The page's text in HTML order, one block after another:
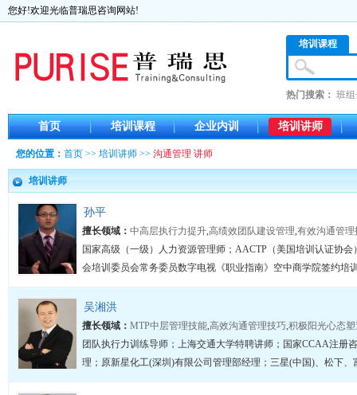
您好!欢迎光临普瑞思咨询网站!
培训课程
热门搜索： 班
首页 培训课程 企业内训 培训讲师
您的位置： 首页 >> 培训讲师 >> 沟通管理 讲师
培训讲师
孙平
擅长领域： 中高层执行力提升,高绩效团队建设管理,有效沟通管理
国家高级（一级）人力资源管理师；AACTP（美国培训认证协
会培训委员会常务委员数字电视《职业指南》空中商学院签约培
吴湘洪
擅长领域： MTP中层管理技能,高效沟通管理技巧,积极阳光心态
团队执行力训练导师；上海交通大学特聘讲师；国家CCAA注册
理；原新星化工(深圳)有限公司管理部经理；三星(中国)、松下